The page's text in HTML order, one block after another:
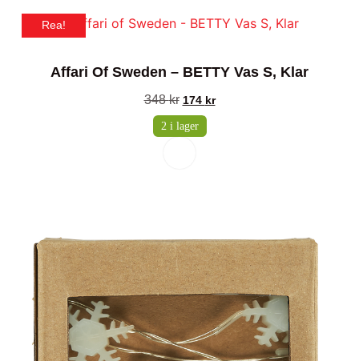
Rea!
Affari Of Sweden – BETTY Vas S, Klar
348kr 174 kr
2 i lager